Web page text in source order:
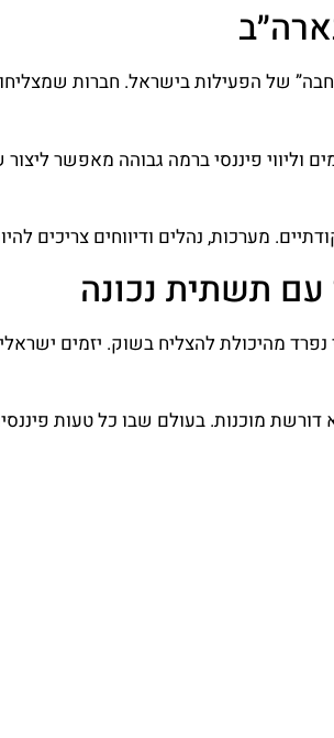
של הפעילות בישראל. חברות
מערכות, נהלים ודיווחים צריכים
תשתית נכונה
נפרד מהיכולת להצליח בשוק. יזמים
דורשת מוכנות. בעולם שבו כל טעות